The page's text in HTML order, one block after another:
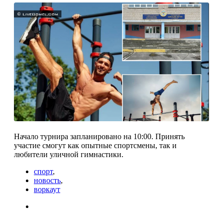
Начало турнира запланировано на 10:00. Принять
участие смогут как опытные спортсмены, так и
любители уличной гимнастики.
спорт,
новость,
воркаут